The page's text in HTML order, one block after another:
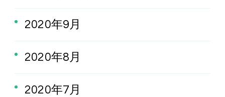
2020年9月
2020年8月
2020年7月